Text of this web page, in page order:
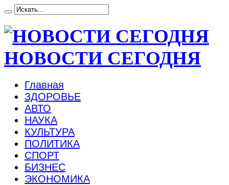
НОВОСТИ СЕГОДНЯ
Главная
ЗДОРОВЬЕ
АВТО
НАУКА
КУЛЬТУРА
ПОЛИТИКА
СПОРТ
БИЗНЕС
ЭКОНОМИКА